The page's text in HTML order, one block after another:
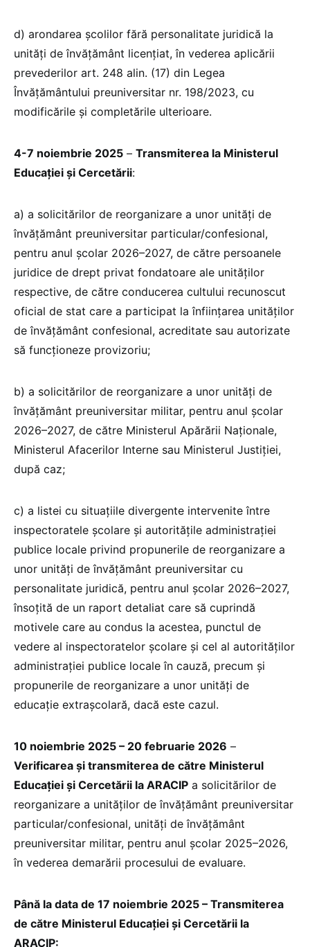
d) arondarea școlilor fără personalitate juridică la
unități de învățământ licențiat, în vederea aplicării
prevederilor art. 248 alin. (17) din Legea
Învățământului preuniversitar nr. 198/2023, cu
modificările și completările ulterioare.
4-7 noiembrie 2025 – Transmiterea la Ministerul
Educației și Cercetării:
a) a solicitărilor de reorganizare a unor unități de
învățământ preuniversitar particular/confesional,
pentru anul școlar 2026–2027, de către persoanele
juridice de drept privat fondatoare ale unităților
respective, de către conducerea cultului recunoscut
oficial de stat care a participat la înființarea unităților
de învățământ confesional, acreditate sau autorizate
să funcționeze provizoriu;
b) a solicitărilor de reorganizare a unor unități de
învățământ preuniversitar militar, pentru anul școlar
2026–2027, de către Ministerul Apărării Naționale,
Ministerul Afacerilor Interne sau Ministerul Justiției,
după caz;
c) a listei cu situațiile divergente intervenite între
inspectoratele școlare și autoritățile administrației
publice locale privind propunerile de reorganizare a
unor unități de învățământ preuniversitar cu
personalitate juridică, pentru anul școlar 2026–2027,
însoțită de un raport detaliat care să cuprindă
motivele care au condus la acestea, punctul de
vedere al inspectoratelor școlare și cel al autorităților
administrației publice locale în cauză, precum și
propunerile de reorganizare a unor unități de
educație extrașcolară, dacă este cazul.
10 noiembrie 2025 – 20 februarie 2026 –
Verificarea și transmiterea de către Ministerul
Educației și Cercetării la ARACIP a solicitărilor de
reorganizare a unităților de învățământ preuniversitar
particular/confesional, unități de învățământ
preuniversitar militar, pentru anul școlar 2025–2026,
în vederea demarării procesului de evaluare.
Până la data de 17 noiembrie 2025 – Transmiterea
de către Ministerul Educației și Cercetării la
ARACIP: